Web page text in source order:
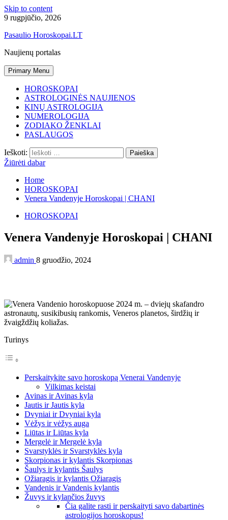
Skip to content
9 rugpjūčio, 2026
Pasaulio Horoskopai.LT
Naujienų portalas
Primary Menu
HOROSKOPAI
ASTROLOGINĖS NAUJIENOS
KINŲ ASTROLOGIJA
NUMEROLOGIJA
ZODIAKO ŽENKLAI
PASLAUGOS
Ieškoti:
Žiūrėti dabar
Home
HOROSKOPAI
Venera Vandenyje Horoskopai | CHANI
HOROSKOPAI
Venera Vandenyje Horoskopai | CHANI
admin 8 gruodžio, 2024
Turinys
Perskaitykite savo horoskopą Venerai Vandenyje
Vilkimas keistai
Avinas ir Avinas kyla
Jautis ir Jautis kyla
Dvyniai ir Dvyniai kyla
Vėžys ir vėžys auga
Liūtas ir Liūtas kyla
Mergelė ir Mergelė kyla
Svarstyklės ir Svarstyklės kyla
Skorpionas ir kylantis Skorpionas
Šaulys ir kylantis Šaulys
Ožiaragis ir kylantis Ožiaragis
Vandenis ir Vandenis kylantis
Žuvys ir kylančios žuvys
Čia galite rasti ir perskaityti savo dabartinės
astrologijos horoskopus!